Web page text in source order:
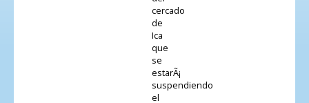
cercado
de
Ica
que
se
estarÃ¡
suspendiendo
el